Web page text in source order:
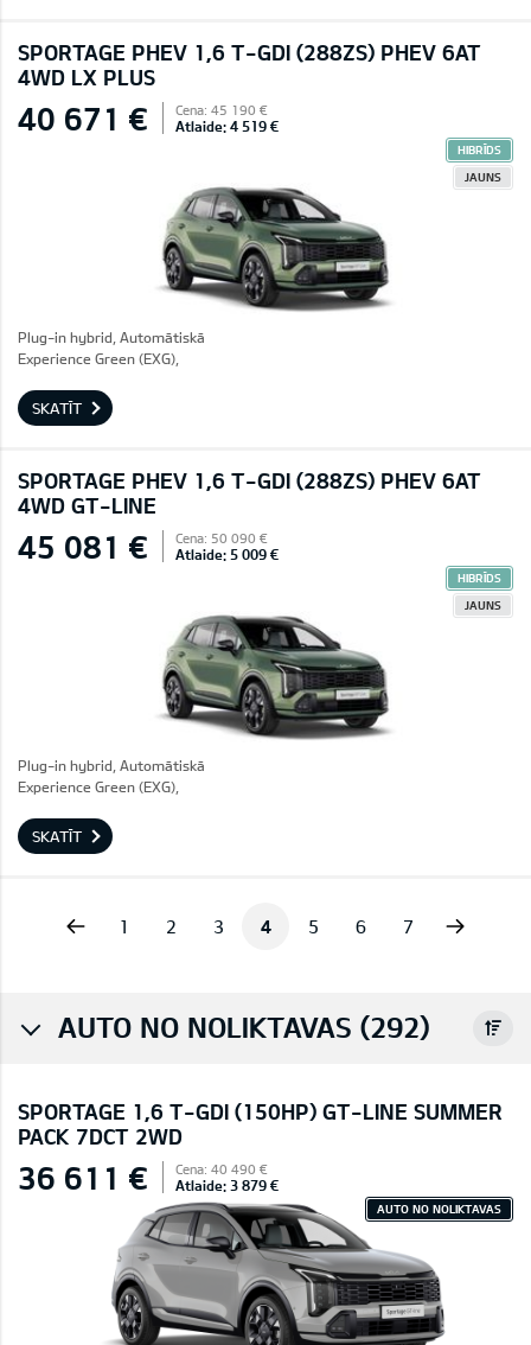
SPORTAGE PHEV 1,6 T-GDI (288ZS) PHEV 6AT
4WD LX PLUS
40 671 € Cena: 45 190 €
Atlaide: 4 519 €
HIBRĪDS
JAUNS
Plug-in hybrid, Automātiskā
Experience Green (EXG),
SKATĪT
SPORTAGE PHEV 1,6 T-GDI (288ZS) PHEV 6AT
4WD GT-LINE
45 081 € Cena: 50 090 €
Atlaide: 5 009 €
HIBRĪDS
JAUNS
Plug-in hybrid, Automātiskā
Experience Green (EXG),
SKATĪT
1 2 3 4 5 6 7
AUTO NO NOLIKTAVAS (292)
SPORTAGE 1,6 T-GDI (150HP) GT-LINE SUMMER
PACK 7DCT 2WD
36 611 € Cena: 40 490 €
Atlaide: 3 879 €
AUTO NO NOLIKTAVAS